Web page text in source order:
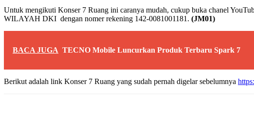
Untuk mengikuti Konser 7 Ruang ini caranya mudah, cukup buka chanel
WILAYAH DKI dengan nomer rekening 142-0081001181. (JM01)
BACA JUGA TECNO Mobile Luncurkan Produk Terbaru Spark 7
Berikut adalah link Konser 7 Ruang yang sudah pernah digelar sebelumnya